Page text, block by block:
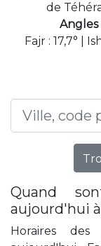
de
Angles
Fajr : 17,7° |
Quand
aujourd'hui
Horaires des